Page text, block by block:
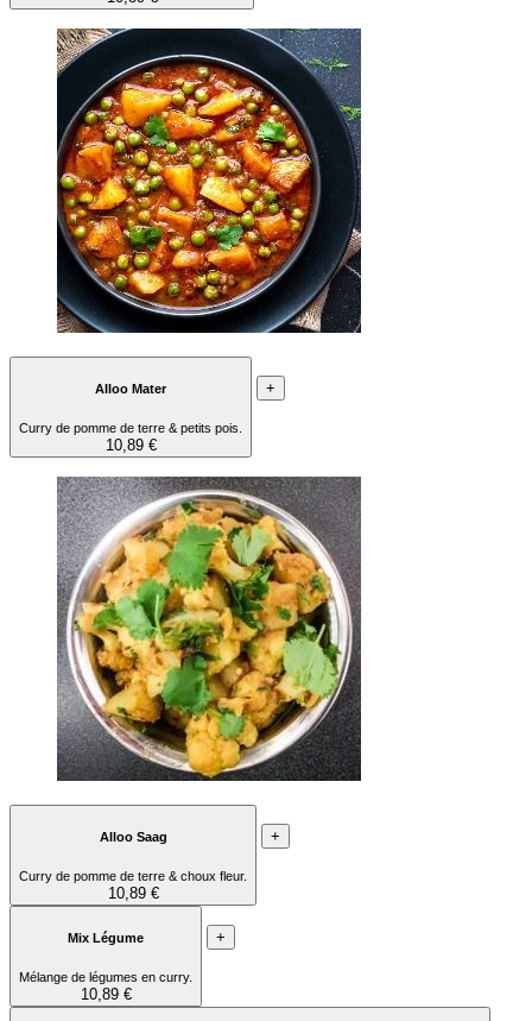
Alloo Mater
Curry de pomme de terre & petits pois.
10,89 €
+
Alloo Saag
Curry de pomme de terre & choux fleur.
10,89 €
+
Mix Légume
Mélange de légumes en curry.
10,89 €
+